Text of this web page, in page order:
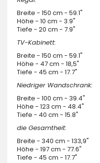
Breite - 150 cm - 59.1"
Höhe - 10 cm - 3.9"
Tiefe - 20 cm - 7.9"
TV-Kabinett:
Breite - 150 cm - 59.1"
Höhe - 47 cm - 18,5"
Tiefe - 45 cm - 17.7"
Niedriger Wandschrank:
Breite - 100 cm - 39.4"
Höhe - 123 cm - 48.4"
Tiefe - 40 cm - 15.8"
die Gesamtheit:
Breite - 340 cm - 133,9"
Höhe - 197 cm - 77.6"
Tiefe - 45 cm - 17.7"